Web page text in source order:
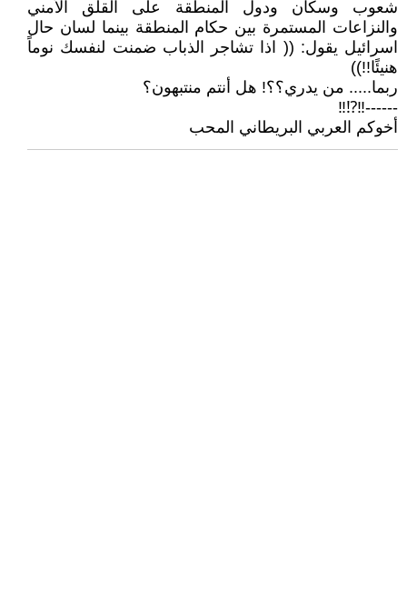
شعوب وسكان ودول المنطقة على القلق الأمني
والنزاعات المستمرة بين حكام المنطقة بينما لسان حال
اسرائيل يقول: (( اذا تشاجر الذباب ضمنت لنفسك نوماً
هنيئًا!!))
ربما..... من يدري؟؟! هل أنتم منتبهون؟
------‼️⁉️‼️
أخوكم العربي البريطاني المحب